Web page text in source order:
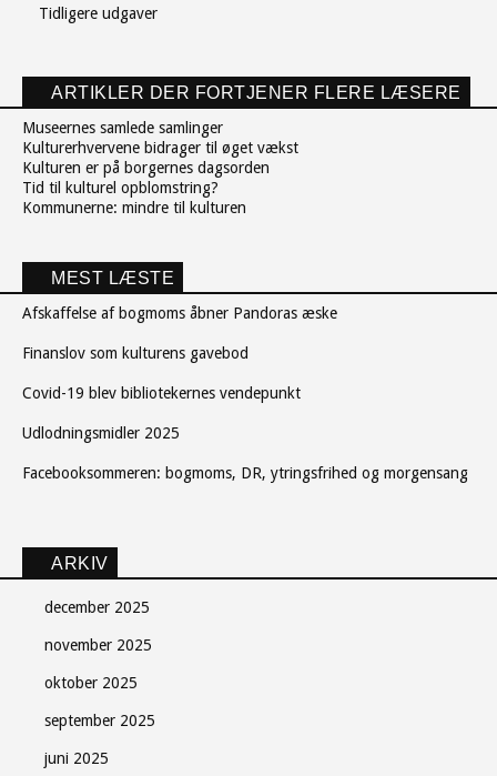
Tidligere udgaver
ARTIKLER DER FORTJENER FLERE LÆSERE
Museernes samlede samlinger
Kulturerhvervene bidrager til øget vækst
Kulturen er på borgernes dagsorden
Tid til kulturel opblomstring?
Kommunerne: mindre til kulturen
MEST LÆSTE
Afskaffelse af bogmoms åbner Pandoras æske
Finanslov som kulturens gavebod
Covid-19 blev bibliotekernes vendepunkt
Udlodningsmidler 2025
Facebooksommeren: bogmoms, DR, ytringsfrihed og morgensang
ARKIV
december 2025
november 2025
oktober 2025
september 2025
juni 2025